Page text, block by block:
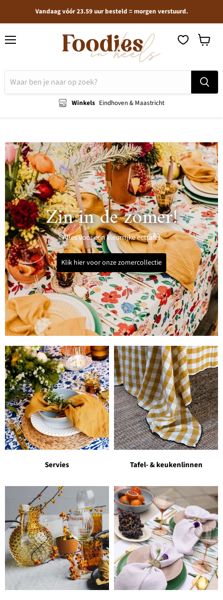
Vandaag vóór 23.59 uur besteld = morgen verstuurd.
Winkels Eindhoven & Maastricht
Zin in de zomer!
Alles voor een kleurrijke eettafel
Klik hier voor onze zomercollectie
Servies Tafel- & keukenlinnen